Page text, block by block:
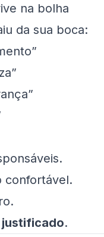
na bolha
da sua boca:
confortável.
justificado.